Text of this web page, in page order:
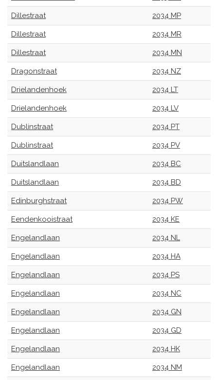
Dillestraat 2034 MP
Dillestraat 2034 MR
Dillestraat 2034 MN
Dragonstraat 2034 NZ
Drielandenhoek 2034 LT
Drielandenhoek 2034 LV
Dublinstraat 2034 PT
Dublinstraat 2034 PV
Duitslandlaan 2034 BC
Duitslandlaan 2034 BD
Edinburghstraat 2034 PW
Eendenkooistraat 2034 KE
Engelandlaan 2034 NL
Engelandlaan 2034 HA
Engelandlaan 2034 PS
Engelandlaan 2034 NC
Engelandlaan 2034 GN
Engelandlaan 2034 GD
Engelandlaan 2034 HK
Engelandlaan 2034 NM